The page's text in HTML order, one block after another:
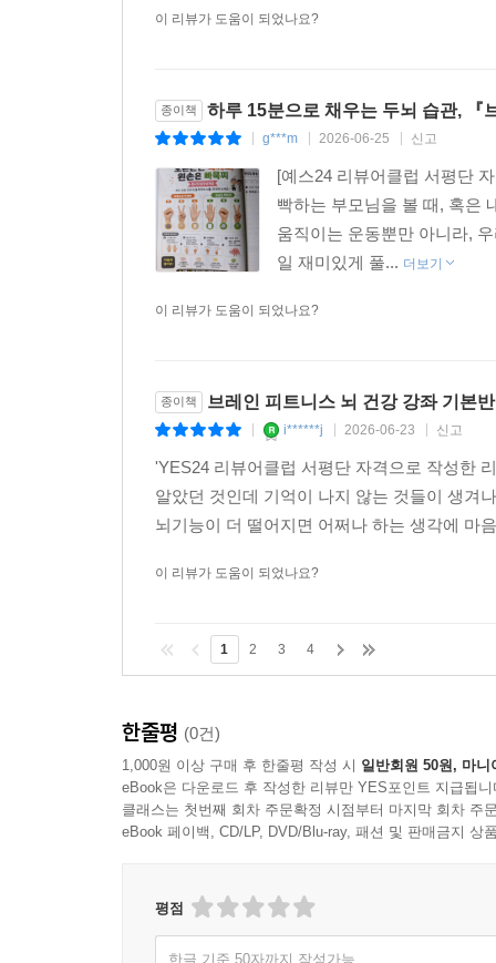
이 리뷰가 도움이 되었나요?
종이책 하루 15분으로 채우는 두뇌 습관, 『
g***m 2026-06-25 신고
[예스24 리뷰어클럽 서평단
빡하는 부모님을 볼 때, 혹은
움직이는 운동뿐만 아니라,
일 재미있게 풀... 더보기
이 리뷰가 도움이 되었나요?
종이책 브레인 피트니스 뇌 건강 강좌 기본반
i******j 2026-06-23 신고
'YES24 리뷰어클럽 서평단 자격으로 작성한
알았던 것인데 기억이 나지 않는 것들이 생겨
뇌기능이 더 떨어지면 어쩌나 하는 생각에 마
이 리뷰가 도움이 되었나요?
1 2 3 4
한줄평 (0건)
1,000원 이상 구매 후 한줄평 작성 시 일반회원 50원, 마니
eBook은 다운로드 후 작성한 리뷰만 YES포인트 지급됩니
클래스는 첫번째 회차 주문확정 시점부터 마지막 회차 주
eBook 페이백, CD/LP, DVD/Blu-ray, 패션 및 판매금지 상
평점
한글 기준 50자까지 작성가능